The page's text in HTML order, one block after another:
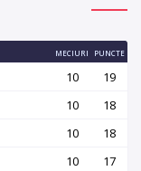
MECIURI PUNCTE
10
19
10
18
10
18
10
17